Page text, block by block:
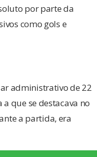
por parte da
como gols e
administrativo de 22
que se destacava no
a partida, era